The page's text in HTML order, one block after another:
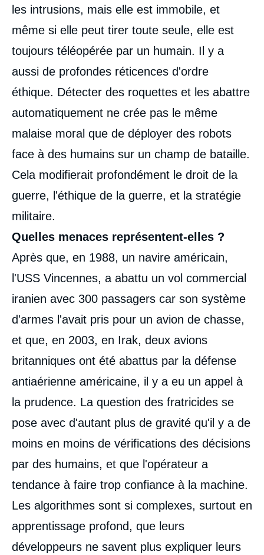
les intrusions, mais elle est immobile, et
même si elle peut tirer toute seule, elle est
toujours téléopérée par un humain. Il y a
aussi de profondes réticences d'ordre
éthique. Détecter des roquettes et les abattre
automatiquement ne crée pas le même
malaise moral que de déployer des robots
face à des humains sur un champ de bataille.
Cela modifierait profondément le droit de la
guerre, l'éthique de la guerre, et la stratégie
militaire.
Quelles menaces représentent-elles ?
Après que, en 1988, un navire américain,
l'USS Vincennes, a abattu un vol commercial
iranien avec 300 passagers car son système
d'armes l'avait pris pour un avion de chasse,
et que, en 2003, en Irak, deux avions
britanniques ont été abattus par la défense
antiaérienne américaine, il y a eu un appel à
la prudence. La question des fratricides se
pose avec d'autant plus de gravité qu'il y a de
moins en moins de vérifications des décisions
par des humains, et que l'opérateur a
tendance à faire trop confiance à la machine.
Les algorithmes sont si complexes, surtout en
apprentissage profond, que leurs
développeurs ne savent plus expliquer leurs